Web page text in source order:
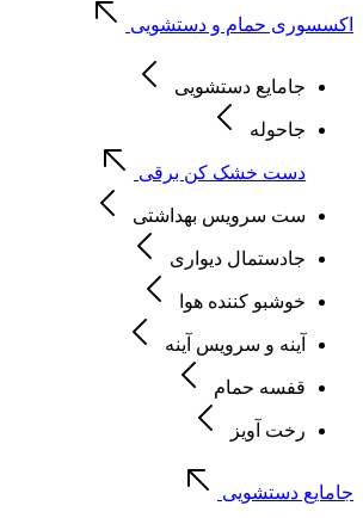
اکسسوری حمام و دستشویی
جامایع دستشویی
جاحوله
دست خشک کن برقی
ست سرویس بهداشتی
جادستمال دیواری
خوشبو کننده هوا
آینه و سرویس آینه
قفسه حمام
رخت آویز
جامایع دستشویی